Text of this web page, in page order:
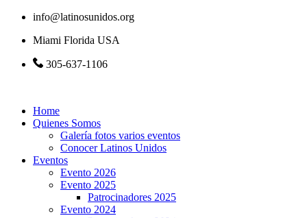
info@latinosunidos.org
Miami Florida USA
305-637-1106
Home
Quienes Somos
Galería fotos varios eventos
Conocer Latinos Unidos
Eventos
Evento 2026
Evento 2025
Patrocinadores 2025
Evento 2024